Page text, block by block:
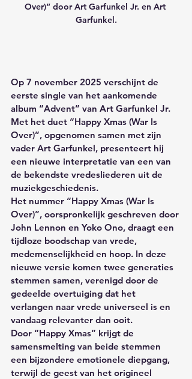
Over)” door Art Garfunkel Jr. en Art
Garfunkel.
Op 7 november 2025 verschijnt de
eerste single van het aankomende
album “Advent” van Art Garfunkel Jr.
Met het duet “Happy Xmas (War Is
Over)”, opgenomen samen met zijn
vader Art Garfunkel, presenteert hij
een nieuwe interpretatie van een van
de bekendste vredesliederen uit de
muziekgeschiedenis.
Het nummer “Happy Xmas (War Is
Over)”, oorspronkelijk geschreven door
John Lennon en Yoko Ono, draagt een
tijdloze boodschap van vrede,
medemenselijkheid en hoop. In deze
nieuwe versie komen twee generaties
stemmen samen, verenigd door de
gedeelde overtuiging dat het
verlangen naar vrede universeel is en
vandaag relevanter dan ooit.
Door “Happy Xmas” krijgt de
samensmelting van beide stemmen
een bijzondere emotionele diepgang,
terwijl de geest van het origineel